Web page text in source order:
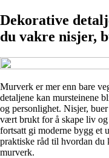
Dekorative
du vakre nisjer,
Murverk er mer enn bare
detaljene kan mursteinene
og personlighet. Nisjer,
vært brukt for å skape liv og
fortsatt gi moderne bygg et
praktiske råd til hvordan du
murverk.